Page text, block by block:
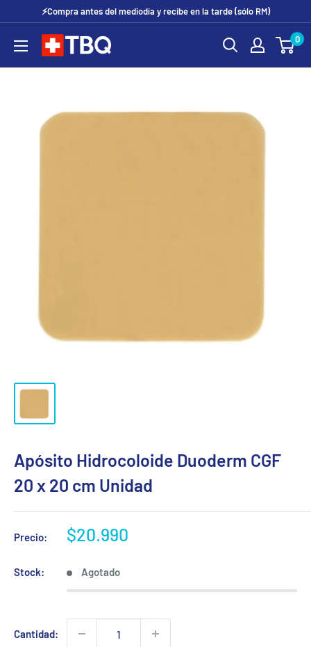
contenido
⚡Compra antes del mediodía y recibe en la tarde (sólo RM)
tubotiquin.cl 0
Apósito Hidrocoloide Duoderm CGF
20 x 20 cm Unidad
Precio:
Precio
venta
$20.990
Stock: Agotado
Cantidad: